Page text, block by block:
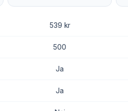
539 kr
500
Ja
Ja